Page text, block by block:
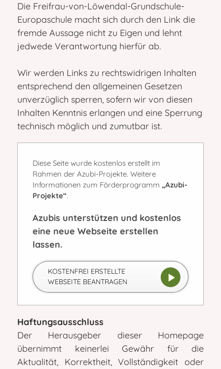
Die Freifrau-von-Löwendal-Grundschule-
Europaschule macht sich durch den Link die
fremde Aussage nicht zu Eigen und lehnt
jedwede Verantwortung hierfür ab.
Wir werden Links zu rechtswidrigen Inhalten
entsprechend den allgemeinen Gesetzen
unverzüglich sperren, sofern wir von diesen
Inhalten Kenntnis erlangen und eine Sperrung
technisch möglich und zumutbar ist.
Diese Seite wurde kostenlos erstellt im
Rahmen der Azubi-Projekte. Weitere
Informationen zum Förderprogramm „Azubi-
Projekte“.
Azubis unterstützen und kostenlos
eine neue Webseite erstellen
lassen.
KOSTENFREI ERSTELLTE
WEBSEITE BEANTRAGEN
Haftungsausschluss
Der Herausgeber dieser Homepage
übernimmt keinerlei Gewähr für die
Aktualität, Korrektheit, Vollständigkeit oder